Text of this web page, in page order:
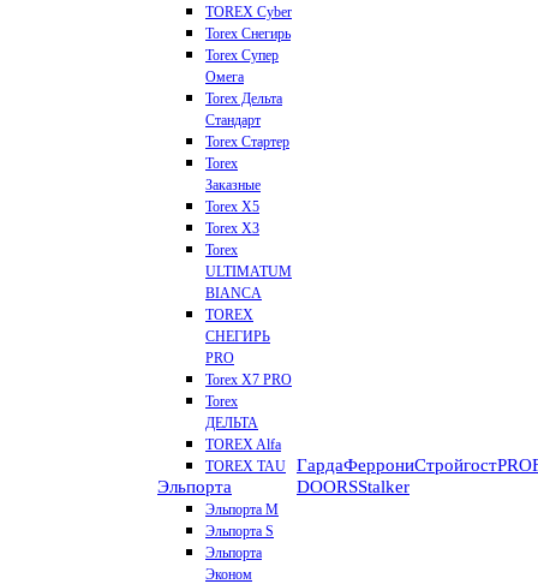
TOREX Cyber
Torex Снегирь
Torex Супер
Омега
Torex Дельта
Стандарт
Torex Стартер
Torex
Заказные
Torex Х5
Torex Х3
Torex
ULTIMATUM
BIANCA
TOREX
СНЕГИРЬ
PRO
Torex X7 PRO
Torex
ДЕЛЬТА
TOREX Alfa
TOREX TAU
Эльпорта
Эльпорта M
Эльпорта S
Эльпорта
Эконом
ГардаФеррониСтройгост
DOORSStalker